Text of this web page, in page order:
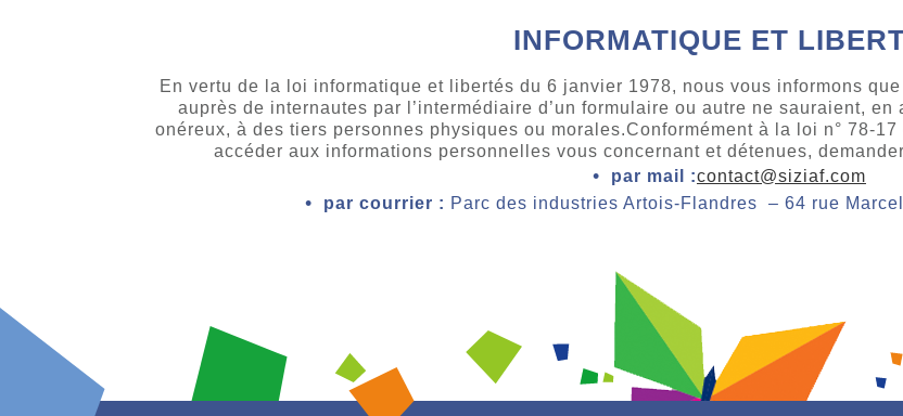
INFORMATIQUE ET
En vertu de la loi informatique et libertés du 6 janvier 1978, nous vous informons
auprès de internautes par l’intermédiaire d’un formulaire ou autre ne sauraient,
onéreux, à des tiers personnes physiques ou morales.Conformément à la loi n° 78-
accéder aux informations personnelles vous concernant et détenues,
par mail :contact@siziaf.com
par courrier : Parc des industries Artois-Flandres – 64 rue